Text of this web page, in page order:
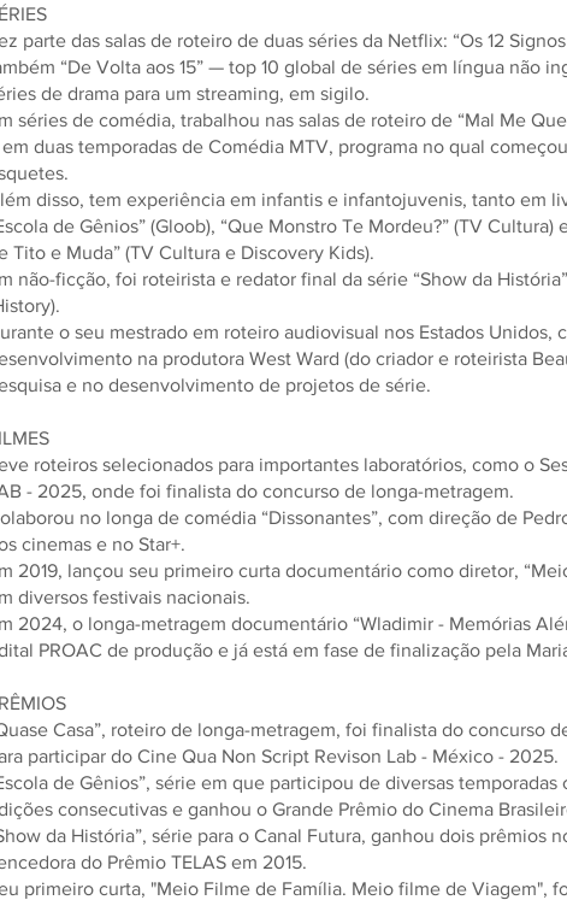
parte das salas de roteiro de duas séries da Netflix: “Os 12
“De Volta aos 15” — top 10 global de séries em língua não
de drama para um streaming, em sigilo.
séries de comédia, trabalhou nas salas de roteiro de “Mal Me
duas temporadas de Comédia MTV, programa no qual
disso, tem experiência em infantis e infantojuvenis, tanto em
de Gênios” (Gloob), “Que Monstro Te Mordeu?” (TV
Tito e Muda” (TV Cultura e Discovery Kids).
não-ficção, foi roteirista e redator final da série “Show da
o seu mestrado em roteiro audiovisual nos Estados
na produtora West Ward (do criador e roteirista
e no desenvolvimento de projetos de série.
roteiros selecionados para importantes laboratórios, como o
- 2025, onde foi finalista do concurso de longa-metragem.
no longa de comédia “Dissonantes”, com direção de
cinemas e no Star+.
2019, lançou seu primeiro curta documentário como diretor,
diversos festivais nacionais.
2024, o longa-metragem documentário “Wladimir - Memórias
PROAC de produção e já está em fase de finalização pela
Casa”, roteiro de longa-metragem, foi finalista do concurso
participar do Cine Qua Non Script Revison Lab - México - 2025.
de Gênios”, série em que participou de diversas
consecutivas e ganhou o Grande Prêmio do Cinema
da História”, série para o Canal Futura, ganhou dois prêmios
do Prêmio TELAS em 2015.
primeiro curta, "Meio Filme de Família. Meio filme de Viagem",